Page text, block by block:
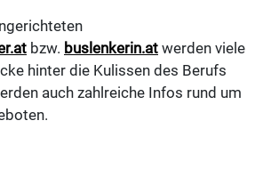
bzw. buslenkerin.at werden viele
hinter die Kulissen des Berufs
auch zahlreiche Infos rund um